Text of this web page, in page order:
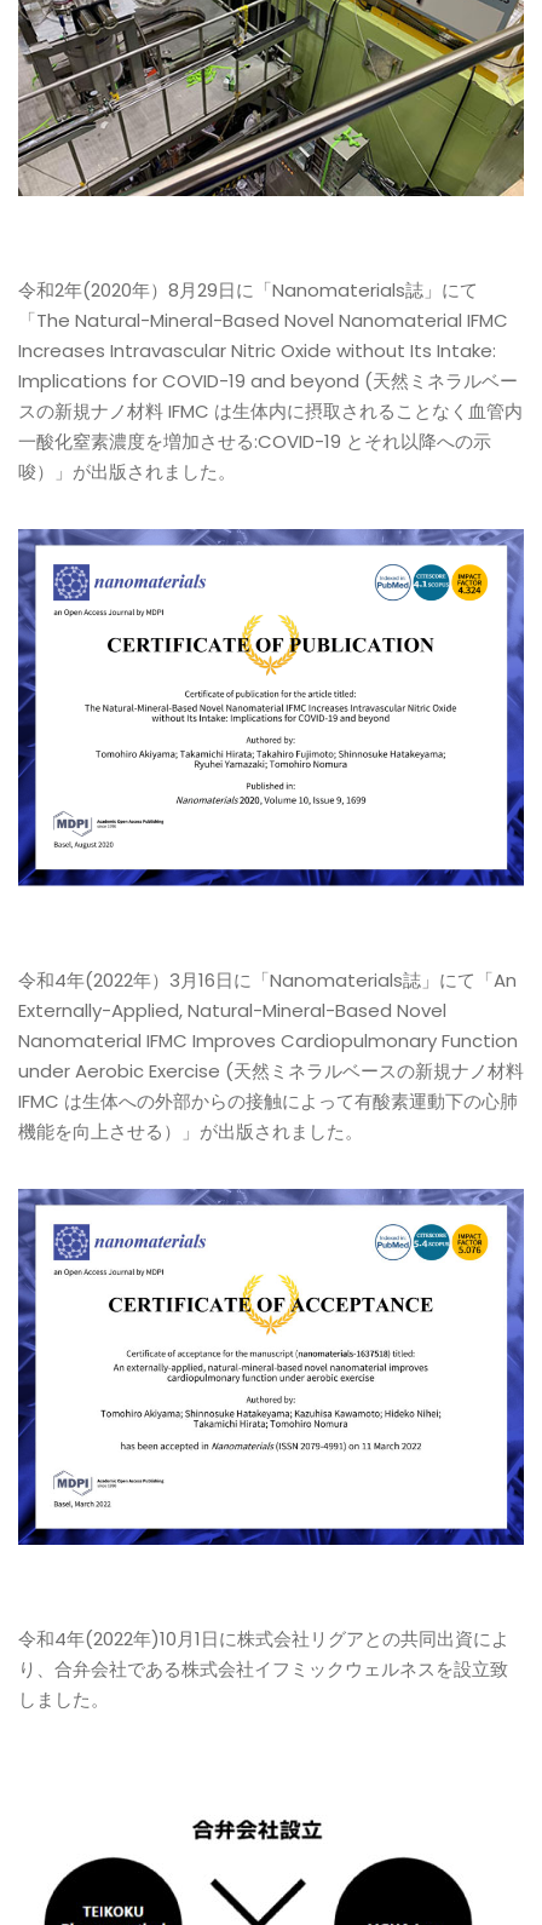
令和2年(2020年）8月29日に「Nanomaterials誌」にて
「The Natural-Mineral-Based Novel Nanomaterial IFMC
Increases Intravascular Nitric Oxide without Its Intake:
Implications for COVID-19 and beyond (天然ミネラルベー
スの新規ナノ材料 IFMC は生体内に摂取されることなく血管内
一酸化窒素濃度を増加させる:COVID-19 とそれ以降への示
唆）」が出版されました。
令和4年(2022年）3月16日に「Nanomaterials誌」にて「An
Externally-Applied, Natural-Mineral-Based Novel
Nanomaterial IFMC Improves Cardiopulmonary Function
under Aerobic Exercise (天然ミネラルベースの新規ナノ材料
IFMC は生体への外部からの接触によって有酸素運動下の心肺
機能を向上させる）」が出版されました。
令和4年(2022年)10月1日に株式会社リグアとの共同出資によ
り、合弁会社である株式会社イフミックウェルネスを設立致
しました。